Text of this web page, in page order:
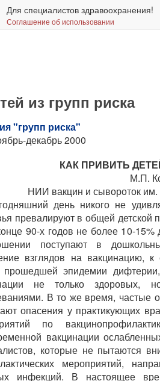
Для специалистов здравоохранения!
Соглашение об использовании
из групп риска
"групп риска"
декабрь 2000
КАК ПРИВИТЬ
М.П.
НИИ вакцин и сывороток
день никого не
превалируют в общей детской
90-х годов не более 10-
поступают в
взглядов на вакцинацию,
эпидемии
не только здоровых,
В то же время, частые
опасения у практикующих
по
вакцинации
которые не пытаются
мероприятий,
инфекций. В настоящее